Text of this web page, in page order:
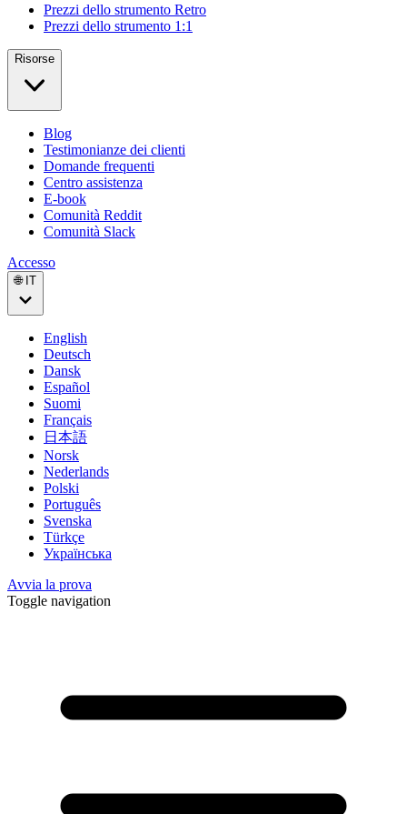
Prezzi dello strumento Retro
Prezzi dello strumento 1:1
Risorse
Blog
Testimonianze dei clienti
Domande frequenti
Centro assistenza
E-book
Comunità Reddit
Comunità Slack
Accesso
🌐 IT
English
Deutsch
Dansk
Español
Suomi
Français
日本語
Norsk
Nederlands
Polski
Português
Svenska
Türkçe
Українська
Avvia la prova
Toggle navigation